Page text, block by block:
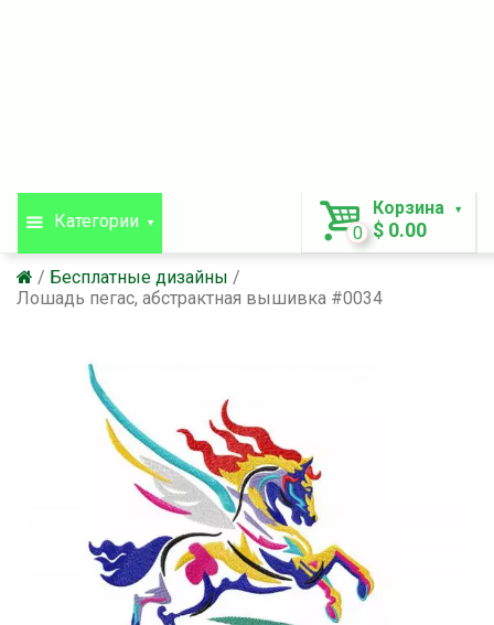
Категории
Корзина
0 $ 0.00
Бесплатные дизайны
Лошадь пегас, абстрактная вышивка #0034